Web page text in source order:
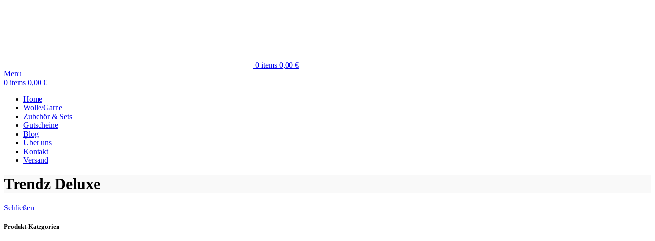
0 items 0,00 €
Menu
0 items 0,00 €
Home
Wolle/Garne
Zubehör & Sets
Gutscheine
Blog
Über uns
Kontakt
Versand
Trendz Deluxe
Schließen
Produkt-Kategorien